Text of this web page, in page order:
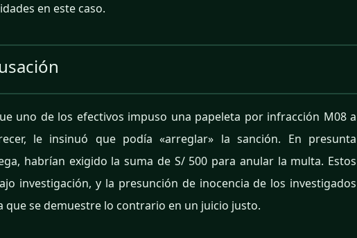
en este caso.
uno de los efectivos impuso una papeleta por infracción M08 a
le insinuó que podía «arreglar» la sanción. En presunta
habrían exigido la suma de S/ 500 para anular la multa. Estos
investigación, y la presunción de inocencia de los investigados
que se demuestre lo contrario en un juicio justo.